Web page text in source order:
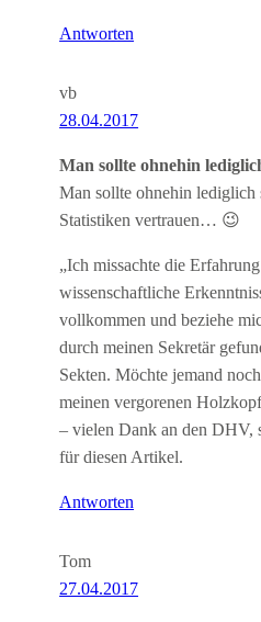
Antworten
vb
28.04.2017
Man sollte ohnehin
Man sollte ohnehin lediglich
Statistiken vertrauen… 😉
„Ich missachte die
wissenschaftliche
vollkommen und beziehe
durch meinen Sekretär
Sekten. Möchte jemand
meinen vergorenen
– vielen Dank an den DHV,
für diesen Artikel.
Antworten
Tom
27.04.2017